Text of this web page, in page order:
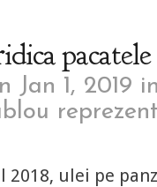
Jan 1, 2019
2018, ulei pe